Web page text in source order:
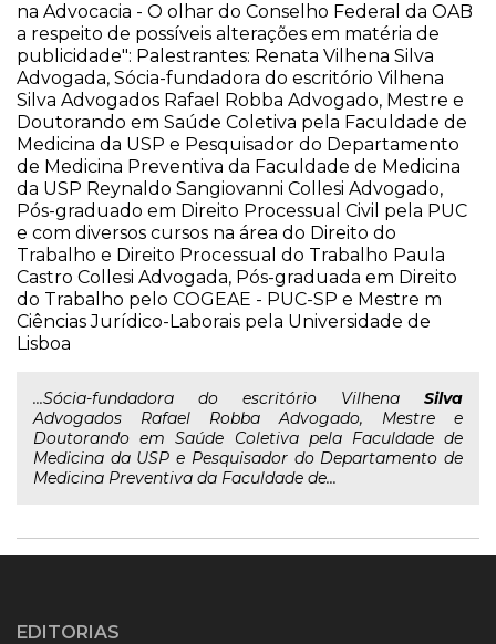
na Advocacia - O olhar do Conselho Federal da OAB
a respeito de possíveis alterações em matéria de
publicidade": Palestrantes: Renata Vilhena Silva
Advogada, Sócia-fundadora do escritório Vilhena
Silva Advogados Rafael Robba Advogado, Mestre e
Doutorando em Saúde Coletiva pela Faculdade de
Medicina da USP e Pesquisador do Departamento
de Medicina Preventiva da Faculdade de Medicina
da USP Reynaldo Sangiovanni Collesi Advogado,
Pós-graduado em Direito Processual Civil pela PUC
e com diversos cursos na área do Direito do
Trabalho e Direito Processual do Trabalho Paula
Castro Collesi Advogada, Pós-graduada em Direito
do Trabalho pelo COGEAE - PUC-SP e Mestre m
Ciências Jurídico-Laborais pela Universidade de
Lisboa
...Sócia-fundadora do escritório Vilhena Silva
Advogados Rafael Robba Advogado, Mestre e
Doutorando em Saúde Coletiva pela Faculdade de
Medicina da USP e Pesquisador do Departamento de
Medicina Preventiva da Faculdade de...
EDITORIAS